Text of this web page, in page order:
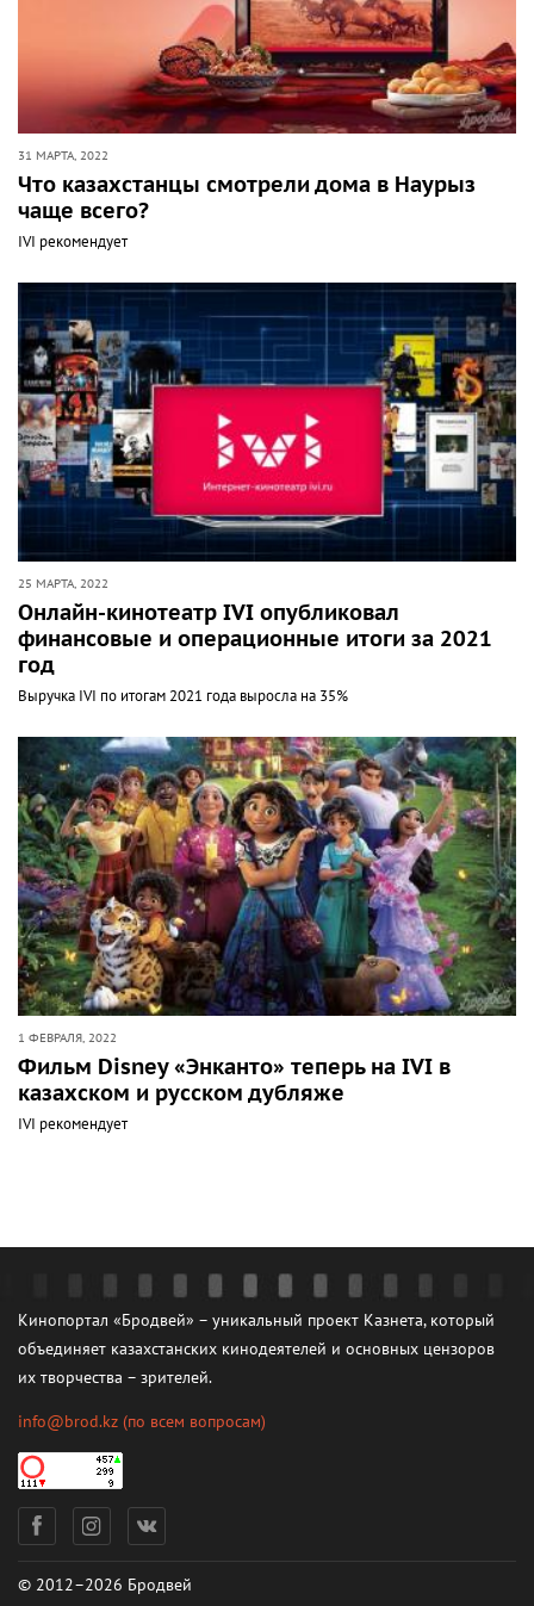
31 МАРТА, 2022
Что казахстанцы смотрели дома в Наурыз
чаще всего?
IVI рекомендует
25 МАРТА, 2022
Онлайн-кинотеатр IVI опубликовал
финансовые и операционные итоги за 2021
год
Выручка IVI по итогам 2021 года выросла на 35%
1 ФЕВРАЛЯ, 2022
Фильм Disney «Энканто» теперь на IVI в
казахском и русском дубляже
IVI рекомендует
Кинопортал «Бродвей» – уникальный проект Казнета, который
объединяет казахстанских кинодеятелей и основных цензоров
их творчества – зрителей.
info@brod.kz (по всем вопросам)
© 2012–2026 Бродвей